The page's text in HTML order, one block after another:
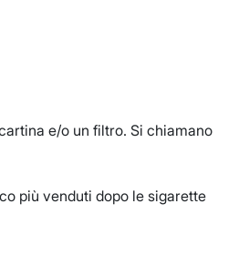
e/o un filtro. Si chiamano
più venduti dopo le sigarette